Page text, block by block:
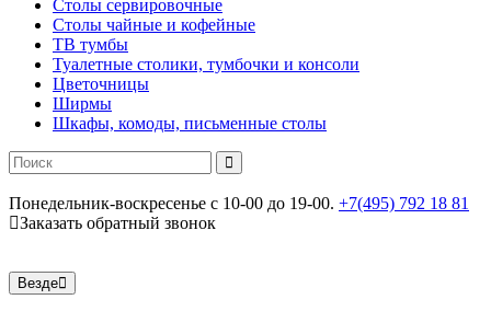
Столы сервировочные
Столы чайные и кофейные
ТВ тумбы
Туалетные столики, тумбочки и консоли
Цветочницы
Ширмы
Шкафы, комоды, письменные столы
Понедельник-воскресенье c 10-00 до 19-00. +7(495) 792 18 81
Заказать обратный звонок
Везде